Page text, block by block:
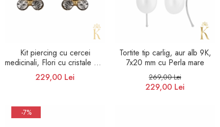
Kit piercing cu cercei
medicinali, Flori cu cristale 5,5
mm
229,00 Lei
Tortite tip carlig, aur alb 9K,
7x20 mm cu Perla mare
269,00 Lei
229,00 Lei
-7%